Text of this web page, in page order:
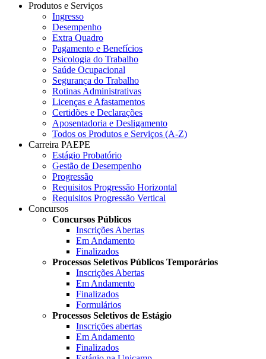
Produtos e Serviços
Ingresso
Desempenho
Extra Quadro
Pagamento e Benefícios
Psicologia do Trabalho
Saúde Ocupacional
Segurança do Trabalho
Rotinas Administrativas
Licenças e Afastamentos
Certidões e Declarações
Aposentadoria e Desligamento
Todos os Produtos e Serviços (A-Z)
Carreira PAEPE
Estágio Probatório
Gestão de Desempenho
Progressão
Requisitos Progressão Horizontal
Requisitos Progressão Vertical
Concursos
Concursos Públicos
Inscrições Abertas
Em Andamento
Finalizados
Processos Seletivos Públicos Temporários
Inscrições Abertas
Em Andamento
Finalizados
Formulários
Processos Seletivos de Estágio
Inscrições abertas
Em Andamento
Finalizados